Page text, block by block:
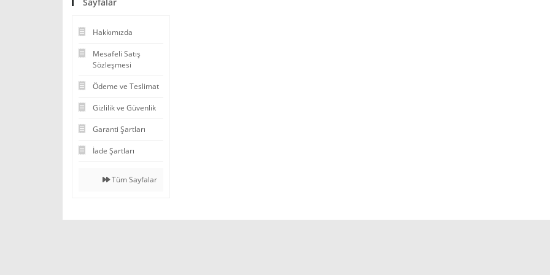
Sayfalar
Hakkımızda
Mesafeli Satış
Sözleşmesi
Ödeme ve Teslimat
Gizlilik ve Güvenlik
Garanti Şartları
İade Şartları
Tüm Sayfalar